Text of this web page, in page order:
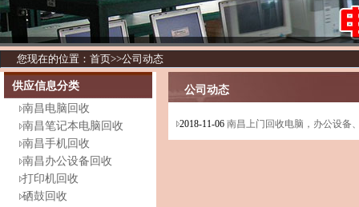
您现在的位置： 首页>>公司动态
供应信息分类
南昌电脑回收
南昌笔记本电脑回收
南昌手机回收
南昌办公设备回收
打印机回收
硒鼓回收
公司动态
2018-11-06 南昌上门回收电脑，办公设备